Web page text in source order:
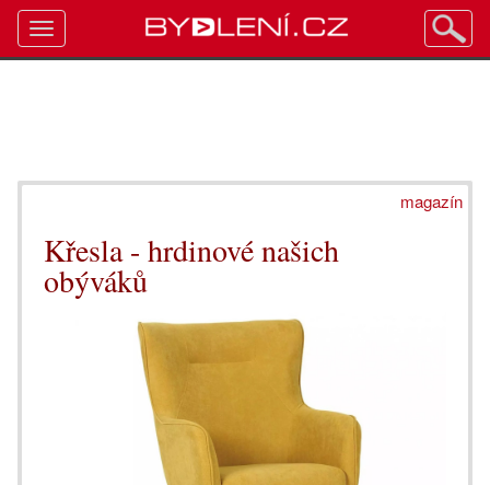
magazín
Křesla - hrdinové našich
obýváků
Toggle
navigation